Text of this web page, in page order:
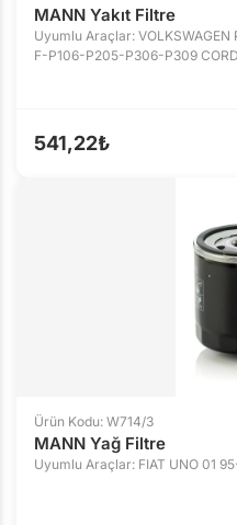
MANN Yakıt Filtre
Uyumlu Araçlar: VOLKSWAGEN
F-P106-P205-P306-P309
541,22₺
Ürün Kodu: W714/3
MANN Yağ Filtre
Uyumlu Araçlar: FIAT UNO 01